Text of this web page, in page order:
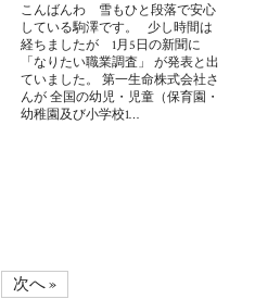
こんばんわ 雪もひと段落で安心
している駒澤です。 少し時間は
経ちましたが 1月5日の新聞に
「なりたい職業調査」 が発表と出
ていました。 第一生命株式会社さ
んが 全国の幼児・児童（保育園・
幼稚園及び小学校1…
次へ »